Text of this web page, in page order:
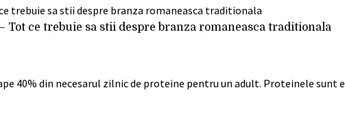
Tot ce trebuie sa stii despre branza romaneasca traditionala
40% din necesarul zilnic de proteine pentru un adult. Proteinele sunt